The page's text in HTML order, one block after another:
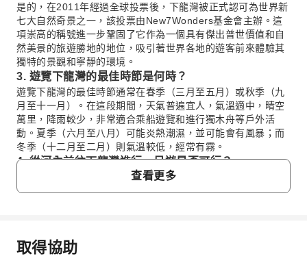
是的，在2011年經過全球投票後，下龍灣被正式認可為世界新
七大自然奇景之一，該投票由New7Wonders基金會主辦。這
項崇高的稱號進一步鞏固了它作為一個具有傑出普世價值和自
然美景的旅遊勝地的地位，吸引著世界各地的遊客前來體驗其
獨特的景觀和寧靜的環境。
3. 遊覽下龍灣的最佳時節是何時？
遊覽下龍灣的最佳時節通常在春季（三月至五月）或秋季（九
月至十一月）。在這段期間，天氣普遍宜人，氣溫適中，晴空
萬里，降雨較少，非常適合乘船遊覽和進行獨木舟等戶外活
動。夏季（六月至八月）可能炎熱潮濕，並可能會有風暴；而
冬季（十二月至二月）則氣溫較低，經常有霧。
4. 從河內前往下龍灣進行一日遊是否可行？
是的，從河內前往下龍灣進行一日遊是完全可行的。許多旅行
團，包括提供Phoenix Cruise的旅行團，都提供從河內市中心
5. 旅客如何從河內前往下龍灣進行一日遊？
查看更多
常見問題
取得協助